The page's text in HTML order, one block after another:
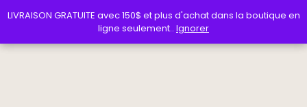
LIVRAISON GRATUITE avec 150$ et plus d'achat dans la boutique en
ligne seulement.. Ignorer
LIVRAISON GRATUITE avec 150$ et plus d'achat dans la boutique en
ligne seulement.. Ignorer